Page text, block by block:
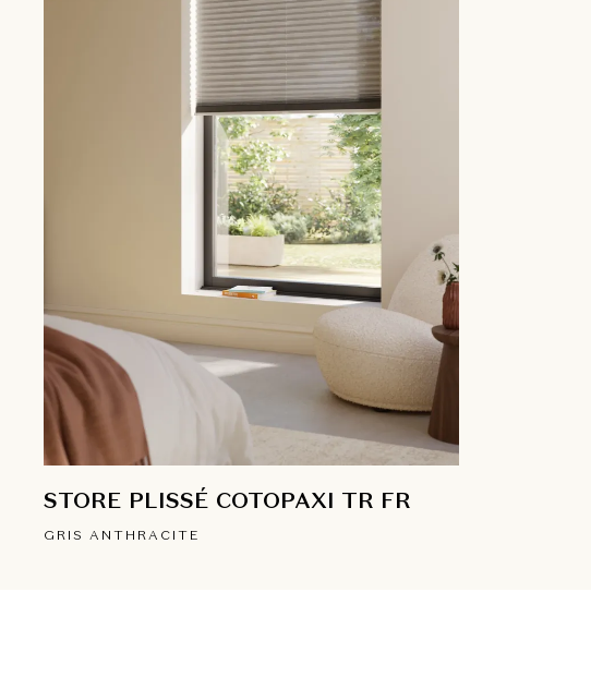
STORE PLISSÉ COTOPAXI TR FR
GRIS ANTHRACITE